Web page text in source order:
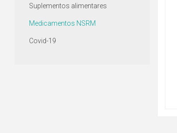
Suplementos alimentares
Medicamentos NSRM
Covid-19